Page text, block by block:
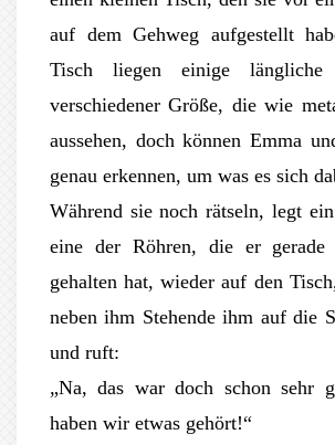
auf dem Gehweg aufgestellt
Tisch liegen einige längliche
verschiedener Größe, die wie
aussehen, doch können Emma
genau erkennen, um was es sich
Während sie noch rätseln, legt
eine der Röhren, die er
gehalten hat, wieder auf den
neben ihm Stehende ihm auf die
und ruft:
„Na, das war doch schon sehr
haben wir etwas gehört!“